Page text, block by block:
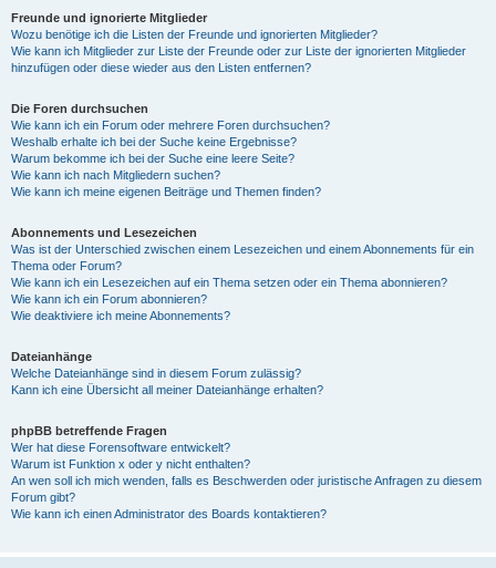
Freunde und ignorierte Mitglieder
Wozu benötige ich die Listen der Freunde und ignorierten Mitglieder?
Wie kann ich Mitglieder zur Liste der Freunde oder zur Liste der ignorierten Mitglieder
hinzufügen oder diese wieder aus den Listen entfernen?
Die Foren durchsuchen
Wie kann ich ein Forum oder mehrere Foren durchsuchen?
Weshalb erhalte ich bei der Suche keine Ergebnisse?
Warum bekomme ich bei der Suche eine leere Seite?
Wie kann ich nach Mitgliedern suchen?
Wie kann ich meine eigenen Beiträge und Themen finden?
Abonnements und Lesezeichen
Was ist der Unterschied zwischen einem Lesezeichen und einem Abonnements für ein
Thema oder Forum?
Wie kann ich ein Lesezeichen auf ein Thema setzen oder ein Thema abonnieren?
Wie kann ich ein Forum abonnieren?
Wie deaktiviere ich meine Abonnements?
Dateianhänge
Welche Dateianhänge sind in diesem Forum zulässig?
Kann ich eine Übersicht all meiner Dateianhänge erhalten?
phpBB betreffende Fragen
Wer hat diese Forensoftware entwickelt?
Warum ist Funktion x oder y nicht enthalten?
An wen soll ich mich wenden, falls es Beschwerden oder juristische Anfragen zu diesem
Forum gibt?
Wie kann ich einen Administrator des Boards kontaktieren?